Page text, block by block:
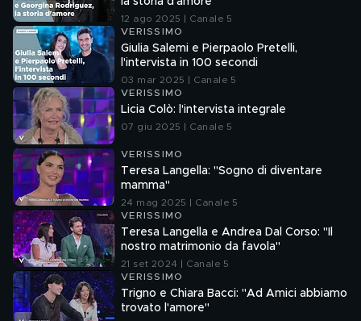
12 ago 2025 | Canale 5
VERISSIMO
Giulia Salemi e Pierpaolo Pretelli,
l'intervista in 100 secondi
03 mar 2025 | Canale 5
VERISSIMO
Licia Colò: l'intervista integrale
07 giu 2025 | Canale 5
VERISSIMO
Teresa Langella: "Sogno di diventare
mamma"
24 mag 2025 | Canale 5
VERISSIMO
Teresa Langella e Andrea Dal Corso: "Il
nostro matrimonio da favola"
21 set 2024 | Canale 5
VERISSIMO
Trigno e Chiara Bacci: "Ad Amici abbiamo
trovato l'amore"